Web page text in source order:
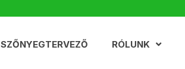
SZŐNYEGTERVEZŐ RÓLUNK